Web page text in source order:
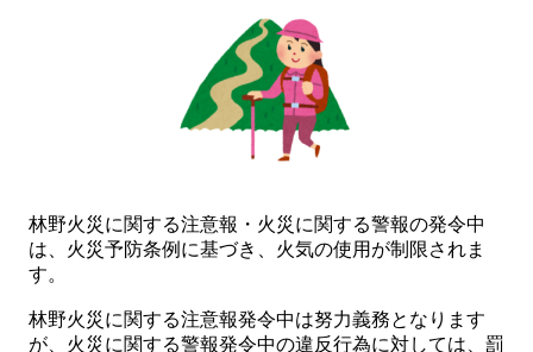
林野火災に関する注意報・火災に関する警報の発令中
は、火災予防条例に基づき、火気の使用が制限されま
す。
林野火災に関する注意報発令中は努力義務となります
が、火災に関する警報発令中の違反行為に対しては、罰